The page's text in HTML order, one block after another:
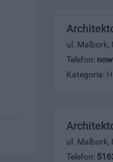
ul. Malbork,
Telefon:
Kategoria:
ul. Malbork,
Telefon: